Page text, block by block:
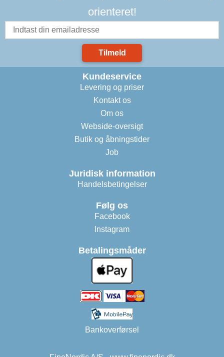
orienteret!
Tilmeld
Kundeservice
Levering og priser
Kontakt os
Om os
Webside-oversigt
Butik og åbningstider
Job
Juridisk information
Handelsbetingelser
Følg os
Facebook
Instagram
Betalingsmåder
Bankoverførsel